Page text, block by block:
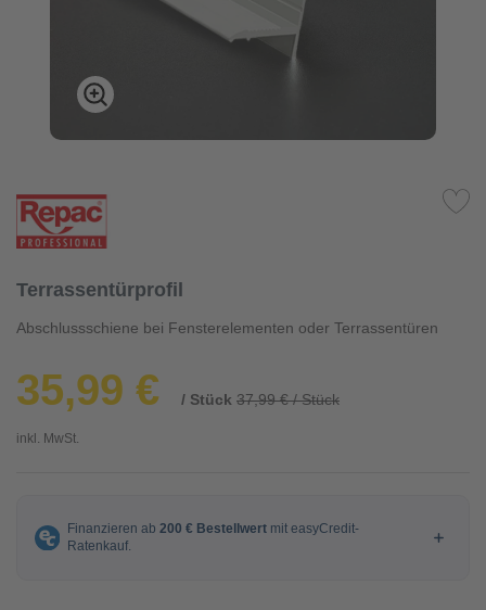
Terrassentürprofil
Abschlussschiene bei Fensterelementen oder Terrassentüren
35,99 € / Stück 37,99 € / Stück
inkl. MwSt.